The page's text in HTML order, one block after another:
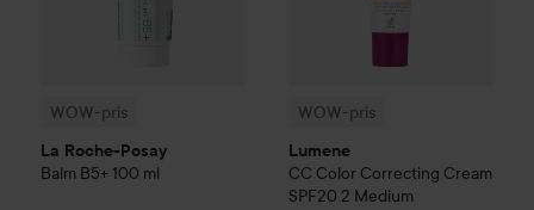
WOW-pris
La Roche-Posay
Balm B5+ 100 ml
WOW-pris
Lumene
CC Color Correcting Cream
SPF20 2 Medium